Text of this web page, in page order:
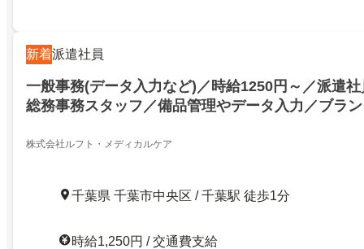
新着派遣社員
一般事務(データ入力など)／時給1250円～／派遣
総務事務スタッフ／備品管理やデータ入力／ブラ
OK／週3日～／扶養内可
株式会社ルフト・メディカルケア
千葉県 千葉市中央区 / 千葉駅 徒歩1分
時給1,250円 / 交通費支給